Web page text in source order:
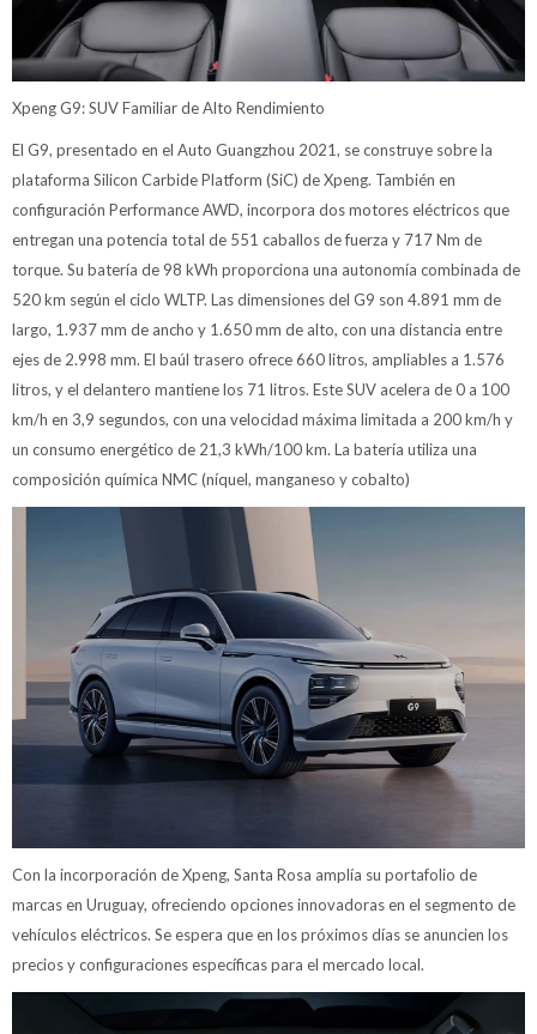
Xpeng G9: SUV Familiar de Alto Rendimiento
El G9, presentado en el Auto Guangzhou 2021, se construye sobre la
plataforma Silicon Carbide Platform (SiC) de Xpeng. También en
configuración Performance AWD, incorpora dos motores eléctricos que
entregan una potencia total de 551 caballos de fuerza y 717 Nm de
torque. Su batería de 98 kWh proporciona una autonomía combinada de
520 km según el ciclo WLTP. Las dimensiones del G9 son 4.891 mm de
largo, 1.937 mm de ancho y 1.650 mm de alto, con una distancia entre
ejes de 2.998 mm. El baúl trasero ofrece 660 litros, ampliables a 1.576
litros, y el delantero mantiene los 71 litros. Este SUV acelera de 0 a 100
km/h en 3,9 segundos, con una velocidad máxima limitada a 200 km/h y
un consumo energético de 21,3 kWh/100 km. La batería utiliza una
composición química NMC (níquel, manganeso y cobalto)
Con la incorporación de Xpeng, Santa Rosa amplía su portafolio de
marcas en Uruguay, ofreciendo opciones innovadoras en el segmento de
vehículos eléctricos. Se espera que en los próximos días se anuncien los
precios y configuraciones específicas para el mercado local.